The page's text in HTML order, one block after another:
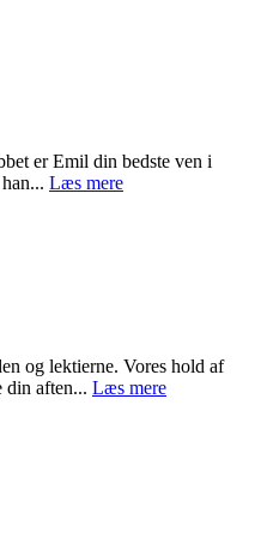
er Emil din bedste ven i
Læs mere
og lektierne. Vores hold af
aften... Læs mere